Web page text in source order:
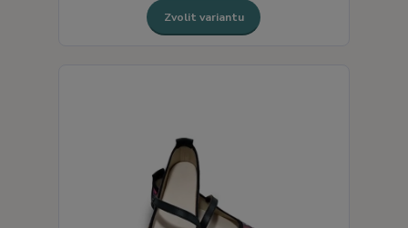
Zvolit variantu